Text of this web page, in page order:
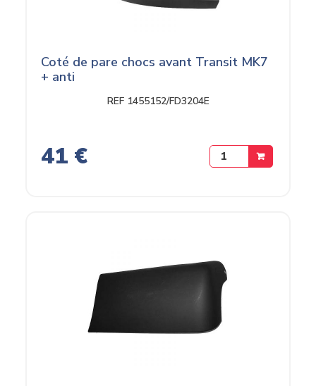
Coté de pare chocs avant Transit MK7
+ anti
REF 1455152/FD3204E
41 €